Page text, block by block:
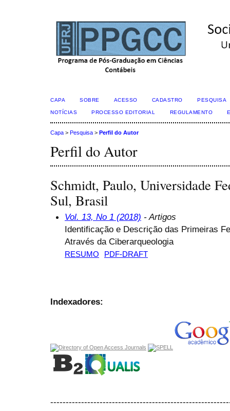
CAPA SOBRE ACESSO CADASTRO PESQUISA
NOTÍCIAS PROCESSO EDITORIAL REGULAMENTO
Capa > Pesquisa > Perfil do Autor
Perfil do Autor
Schmidt, Paulo, Universidade
Sul, Brasil
Vol. 13, No 1 (2018) - Artigos
Identificação e Descrição das Primeiras
Através da Ciberarqueologia
RESUMO PDF-DRAFT
Indexadores: